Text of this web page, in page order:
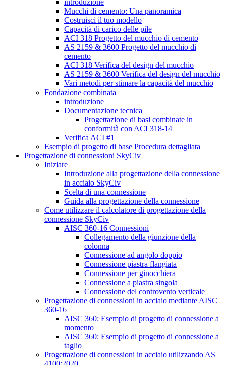
introduzione
Mucchi di cemento: Una panoramica
Costruisci il tuo modello
Capacità di carico delle pile
ACI 318 Progetto del mucchio di cemento
AS 2159 & 3600 Progetto del mucchio di
cemento
ACI 318 Verifica del design del mucchio
AS 2159 & 3600 Verifica del design del mucchio
Vari metodi per stimare la capacità del mucchio
Fondazione combinata
introduzione
Documentazione tecnica
Progettazione di basi combinate in
conformità con ACI 318-14
Verifica ACI #1
Esempio di progetto di base Procedura dettagliata
Progettazione di connessioni SkyCiv
Iniziare
Introduzione alla progettazione della connessione
in acciaio SkyCiv
Scelta di una connessione
Guida alla progettazione della connessione
Come utilizzare il calcolatore di progettazione della
connessione SkyCiv
AISC 360-16 Connessioni
Collegamento della giunzione della
colonna
Connessione ad angolo doppio
Connessione piastra flangiata
Connessione per ginocchiera
Connessione a piastra singola
Connessione del controvento verticale
Progettazione di connessioni in acciaio mediante AISC
360-16
AISC 360: Esempio di progetto di connessione a
momento
AISC 360: Esempio di progetto di connessione a
taglio
Progettazione di connessioni in acciaio utilizzando AS